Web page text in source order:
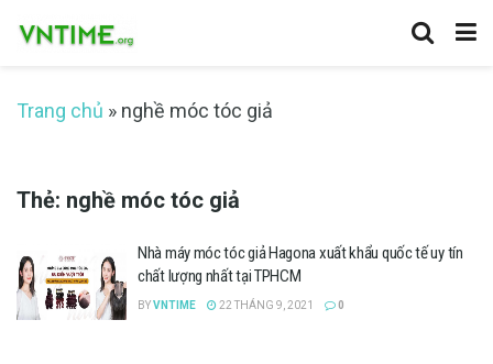
Trang chủ » nghề móc tóc giả
Thẻ: nghề móc tóc giả
Nhà máy móc tóc giả Hagona xuất khẩu quốc tế uy tín
chất lượng nhất tại TPHCM
BYVNTIME 22 THÁNG 9, 2021 0